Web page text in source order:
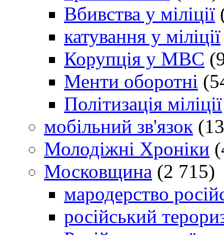
Вбивства у міліції
катування у міліції
Корупція у МВС
Менти оборотні
Політизація міліції
мобільний зв'язок
Молодіжні Хроніки
Московщина (2 715)
мародерство
російський